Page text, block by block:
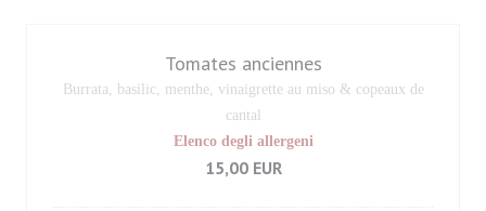
Tomates anciennes
Burrata, basilic, menthe, vinaigrette au miso & copeaux de
cantal
Elenco degli allergeni
15,00 EUR